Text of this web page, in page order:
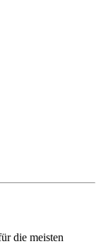
die meisten